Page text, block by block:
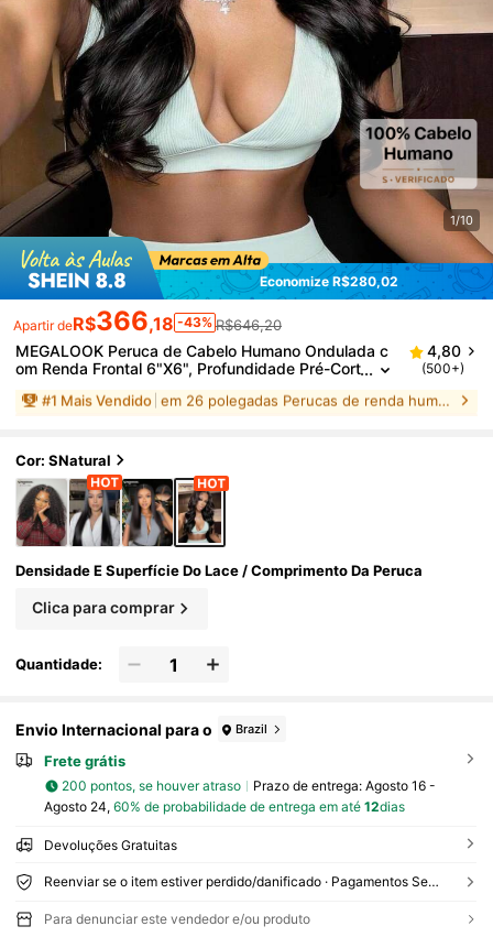
1/10
Economize R$280,02
Apartir deR$366,18 -43% R$646,20
MEGALOOK Peruca de Cabelo Humano Ondulada c
om Renda Frontal 6"X6", Profundidade Pré-Cort
arada, Fácil de Usar, Densidade 180% Partição de R
4,80
(500+)
MEGALOOK 100% autêntico
Cor: SNatural
Densidade E Superfície Do Lace / Comprimento Da Peruca
Clica para comprar
Quantidade:
Envio Internacional para o Brazil
Frete grátis
200 pontos, se houver atraso Prazo de entrega: Agosto 16 -
Agosto 24, 60% de probabilidade de entrega em até 12dias
Devoluções Gratuitas
Reenviar se o item estiver perdido/danificado · Pagamentos Seguros · Proteção de privacidade
Para denunciar este vendedor e/ou produto